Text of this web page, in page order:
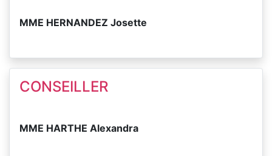
MME HERNANDEZ Josette
CONSEILLER
MME HARTHE Alexandra